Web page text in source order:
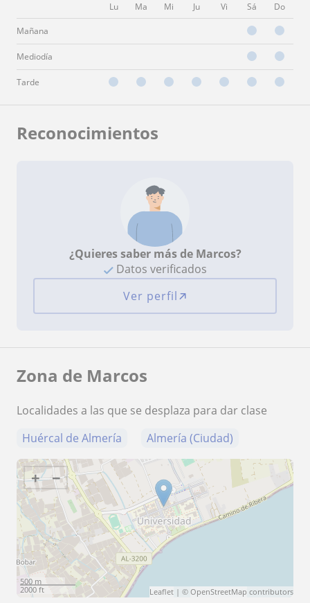
Lu Ma Mi Ju Vi Sá Do
Mañana
Mediodía
Tarde
Reconocimientos
¿Quieres saber más de Marcos?
Datos verificados
Ver perfil
Zona de Marcos
Localidades a las que se desplaza para dar clase
Huércal de Almería
Almería (Ciudad)
+ −
500 m
2000 ft
Leaflet | © OpenStreetMap contributors